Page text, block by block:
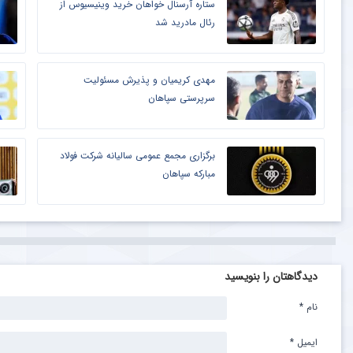
ستاره آرسنال خواهان خرید وینیسیوس از
رئال مادرید شد
مهدی کریمیان و پذیرش مسئولیت
سرپرستی سپاهان
برگزاری مجمع عمومی سالیانه شرکت فولاد
مبارکه سپاهان
دیدگاهتان را بنویسید
نام *
ایمیل *